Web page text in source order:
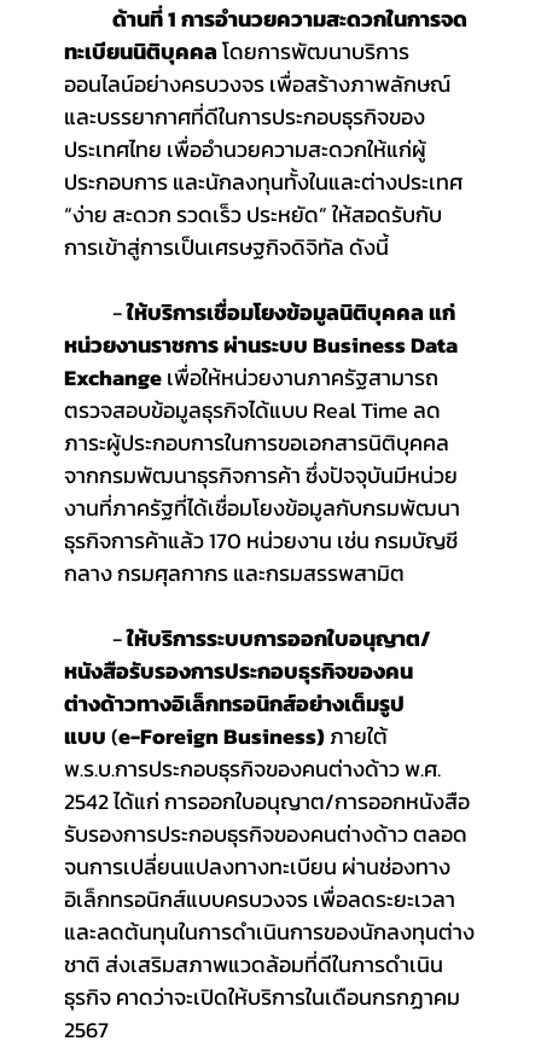
ด้านที่ 1 การอำนวยความสะดวกในการจด
ทะเบียนนิติบุคคล โดยการพัฒนาบริการ
ออนไลน์อย่างครบวงจร เพื่อสร้างภาพลักษณ์
และบรรยากาศที่ดีในการประกอบธุรกิจของ
ประเทศไทย เพื่ออำนวยความสะดวกให้แก่ผู้
ประกอบการ และนักลงทุนทั้งในและต่างประเทศ
“ง่าย สะดวก รวดเร็ว ประหยัด” ให้สอดรับกับ
การเข้าสู่การเป็นเศรษฐกิจดิจิทัล ดังนี้
	-
ให้บริการเชื่อมโยงข้อมูลนิติบุคคล แก่
หน่วยงานราชการ ผ่านระบบ Business Data
Exchange เพื่อให้หน่วยงานภาครัฐสามารถ
ตรวจสอบข้อมูลธุรกิจได้แบบ Real Time ลด
ภาระผู้ประกอบการในการขอเอกสารนิติบุคคล
จากกรมพัฒนาธุรกิจการค้า ซึ่งปัจจุบันมีหน่วย
งานที่ภาครัฐที่ได้เชื่อมโยงข้อมูลกับกรมพัฒนา
ธุรกิจการค้าแล้ว 170 หน่วยงาน เช่น กรมบัญชี
กลาง กรมศุลกากร และกรมสรรพสามิต
	-
ให้บริการระบบการออกใบอนุญาต/
หนังสือรับรองการประกอบธุรกิจของคน
ต่างด้าวทางอิเล็กทรอนิกส์อย่างเต็มรูป
แบบ (e-Foreign Business) ภายใต้
พ.ร.บ.การประกอบธุรกิจของคนต่างด้าว พ.ศ.
2542 ได้แก่ การออกใบอนุญาต/การออกหนังสือ
รับรองการประกอบธุรกิจของคนต่างด้าว ตลอด
จนการเปลี่ยนแปลงทางทะเบียน ผ่านช่องทาง
อิเล็กทรอนิกส์แบบครบวงจร เพื่อลดระยะเวลา
และลดต้นทุนในการดำเนินการของนักลงทุนต่าง
ชาติ ส่งเสริมสภาพแวดล้อมที่ดีในการดำเนิน
ธุรกิจ คาดว่าจะเปิดให้บริการในเดือนกรกฏาคม
2567